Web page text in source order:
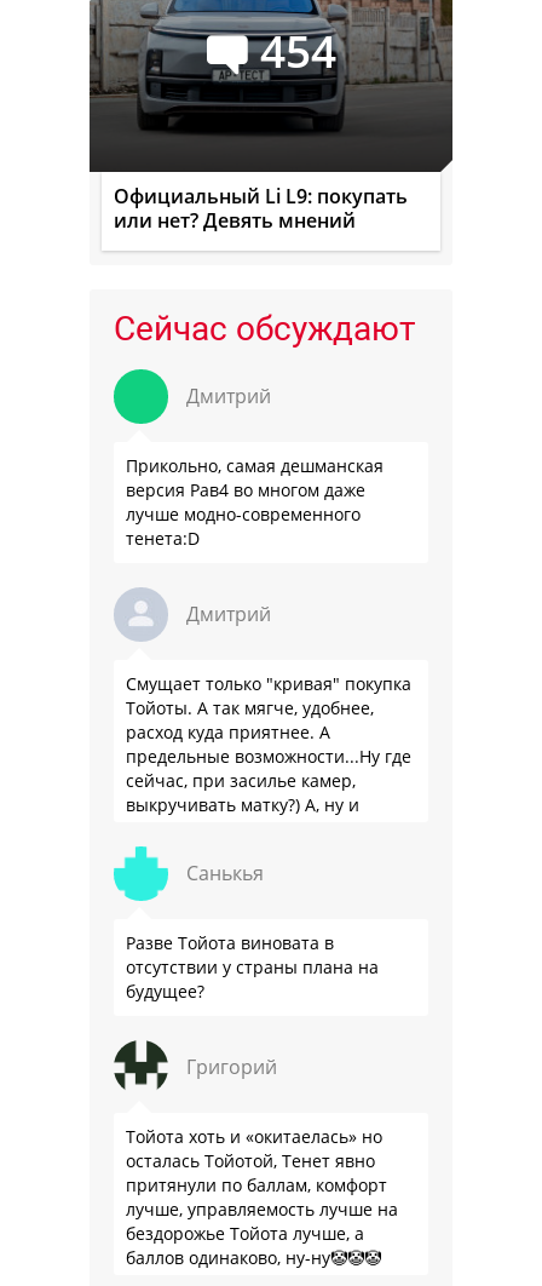
454
Официальный Li L9: покупать
или нет? Девять мнений
Сейчас обсуждают
Дмитрий
Прикольно, самая дешманская
версия Рав4 во многом даже
лучше модно-современного
тенета:D
Дмитрий
Смущает только "кривая" покупка
Тойоты. А так мягче, удобнее,
расход куда приятнее. А
предельные возможности...Ну где
сейчас, при засилье камер,
выкручивать матку?) А, ну и
забываем.
Санькья
Разве Тойота виновата в
отсутствии у страны плана на
будущее?
Григорий
Тойота хоть и «окитаелась» но
осталась Тойотой, Тенет явно
притянули по баллам, комфорт
лучше, управляемость лучше на
бездорожье Тойота лучше, а
баллов одинаково, ну-ну🤡🤡🤡